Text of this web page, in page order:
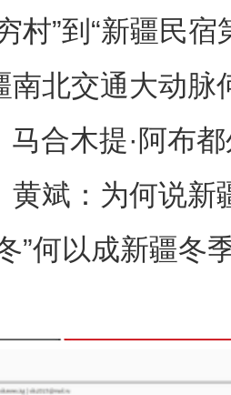
村”到“新疆民
南北交通大动脉
马合木提·阿布
黄斌：为何说新
”何以成新疆冬